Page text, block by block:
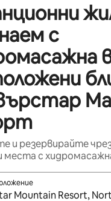
с
и резервирайте
места с
се